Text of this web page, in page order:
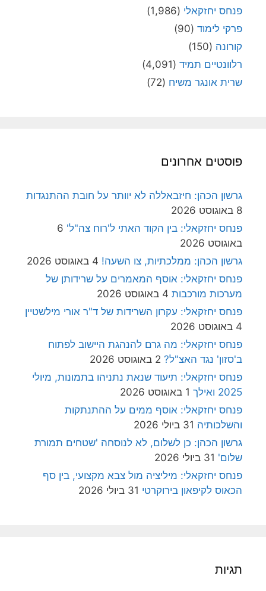
פנחס יחזקאלי (1,986)
פרקי לימוד (90)
קורונה (150)
רלוונטיים תמיד (4,091)
שרית אונגר משיח (72)
פוסטים אחרונים
גרשון הכהן: חיזבאללה לא יוותר על חובת ההתנגדות
8 באוגוסט 2026
פנחס יחזקאלי: בין הקוד האתי ל'רוח צה"ל' 6
באוגוסט 2026
גרשון הכהן: ממלכתיות, צו השעה! 4 באוגוסט 2026
פנחס יחזקאלי: אוסף המאמרים על שרידותן של
מערכות מורכבות 4 באוגוסט 2026
פנחס יחזקאלי: עקרון השרידות של ד"ר אורי מילשטיין
4 באוגוסט 2026
פנחס יחזקאלי: מה גרם להנהגת היישוב לפתוח
ב'סזון' נגד האצ"ל? 2 באוגוסט 2026
פנחס יחזקאלי: תיעוד שנאת נתניהו בתמונות, מיולי
2025 ואילך
1 באוגוסט 2026
פנחס יחזקאלי: אוסף ממים על ההתנתקות
והשלכותיה 31 ביולי 2026
גרשון הכהן: כן לשלום, לא לנוסחה 'שטחים תמורת
שלום' 31 ביולי 2026
פנחס יחזקאלי: מיליציה מול צבא מקצועי, בין סף
הכאוס לקיפאון בירוקרטי 31 ביולי 2026
תגיות